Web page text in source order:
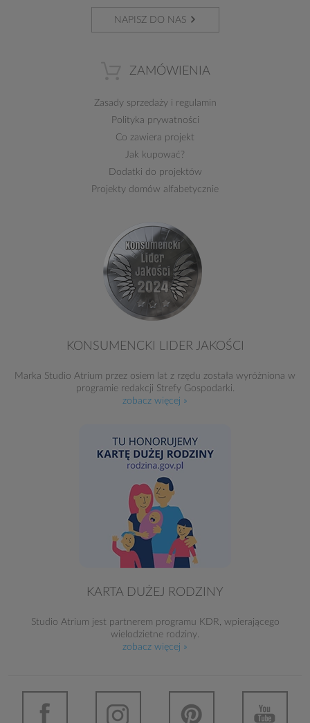
NAPISZ DO NAS
ZAMÓWIENIA
Zasady sprzedażyi regulamin
Polityka prywatności
Co zawiera projekt
Jak kupować?
Dodatki do projektów
Projekty domów alfabetycznie
KONSUMENCKI LIDER JAKOŚCI
Marka Studio Atrium przez osiem lat z rzędu została wyróżniona w
programie redakcji Strefy Gospodarki.
zobacz więcej »
KARTA DUŻEJ RODZINY
Studio Atrium jest partnerem programu KDR, wpierającego
wielodzietne rodziny.
zobacz więcej »